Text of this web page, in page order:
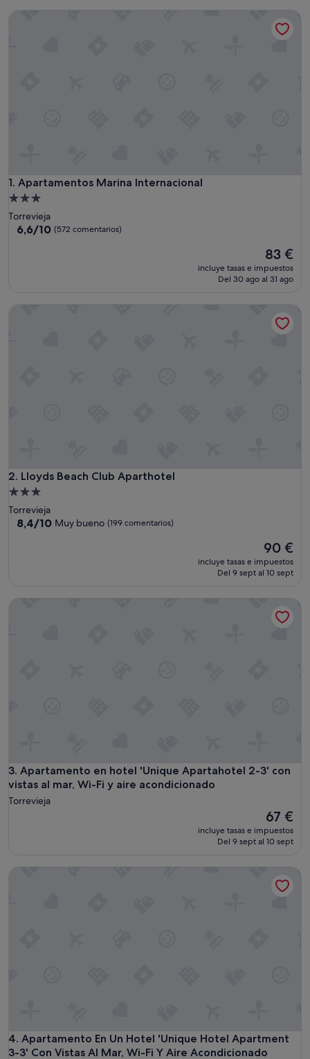
1. Apartamentos Marina Internacional
Apartamentos Marina Internacional
Alojamiento
de
3.0 estrellas
Torrevieja
6.6
6,6/10 (572 comentarios)
El
precio
actual
83 €
incluye tasas e impuestos
Del 30 ago al 31 ago
2. Lloyds Beach Club Aparthotel
Lloyds Beach Club Aparthotel
Alojamiento
de
3.0 estrellas
Torrevieja
8.4
8,4/10 Muy bueno (199 comentarios)
El
precio
actual
90 €
incluye tasas e impuestos
Del 9 sept al 10 sept
3. Apartamento en hotel 'Unique Apartahotel 2-3' con
vistas al mar, Wi-Fi y aire acondicionado
Apartamento en hotel 'Unique Apartahotel 2-3' con vistas
Torrevieja
El
precio
actual
67 €
incluye tasas e impuestos
Del 9 sept al 10 sept
Apartamento en hotel 'Unique Apartahotel 2-3' con vistas
4. Apartamento En Un Hotel 'Unique Hotel Apartment
3-3' Con Vistas Al Mar, Wi-Fi Y Aire Acondicionado
Apartamento En Un Hotel 'Unique Hotel Apartment 3-3'
Apartamento En Un Hotel 'Unique Hotel Apartment 3-3'